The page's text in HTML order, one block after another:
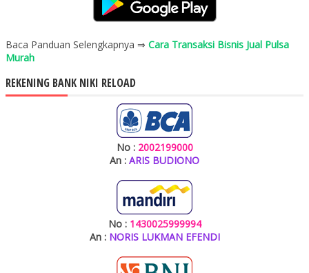
Baca Panduan Selengkapnya ⇒ Cara Transaksi Bisnis Jual Pulsa
Murah
REKENING BANK NIKI RELOAD
No : 2002199000
An : ARIS BUDIONO
No : 1430025999994
An : NORIS LUKMAN EFENDI